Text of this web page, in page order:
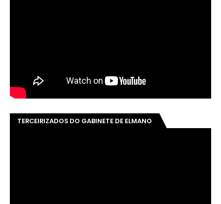
TERCEIRIZADOS DO GABINETE DE ELMANO